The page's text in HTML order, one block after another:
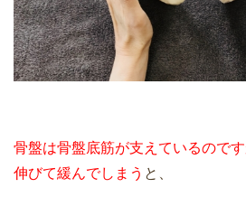
骨盤は骨盤底筋が支えているので
伸びて緩んでしまう と、